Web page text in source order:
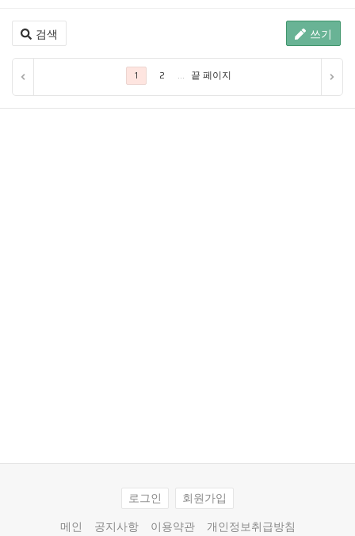
검색 쓰기
1 2 ... 끝 페이지
로그인
회원가입
메인
공지사항 이용약관
개인정보취급방침